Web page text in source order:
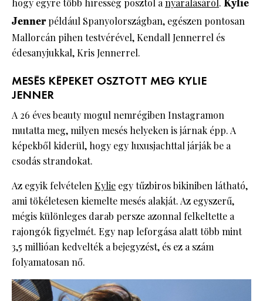
hogy egyre több híresség posztol anyaralásáról. Kylie
Jennerpéldául Spanyolországban, egészen pontosan
Mallorcán pihen testvérével, Kendall Jennerrel és
édesanyjukkal, Kris Jennerrel.
MESÉS KÉPEKET OSZTOTT MEG KYLIE
JENNER
A 26 éves beauty mogul nemrégiben Instagramon
mutatta meg, milyen mesés helyeken is járnak épp. A
képekből kiderül, hogy egy luxusjachttal járják be a
csodás strandokat.
Az egyik felvételenKylie egy tűzbiros bikiniben látható,
ami tökéletesen kiemelte mesés alakját. Az egyszerű,
mégis különleges darab persze azonnal felkeltette a
rajongók figyelmét. Egy nap leforgása alatt több mint
3,5 millióan kedvelték a bejegyzést, és ez a szám
folyamatosan nő.